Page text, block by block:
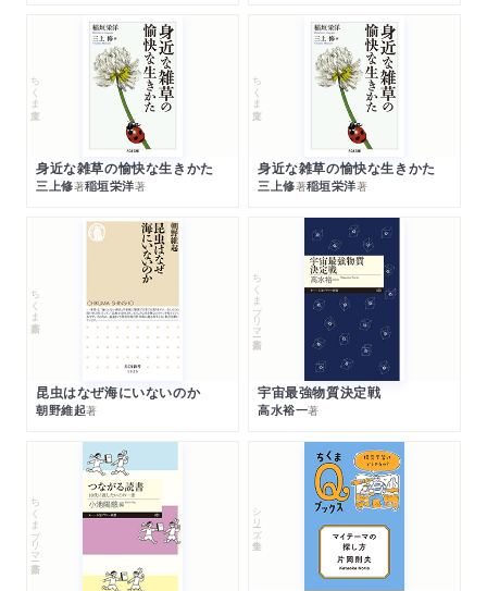
ちくま文庫
身近な雑草の愉快な生きかた
三上修著稲垣栄洋著
ちくま文庫
身近な雑草の愉快な生きかた
三上修著稲垣栄洋著
ちくま新書
昆虫はなぜ海にいないのか
朝野維起著
ちくまプリマー新書
宇宙最強物質決定戦
高水裕一著
ちくまプリマー新書 シリーズ・全集